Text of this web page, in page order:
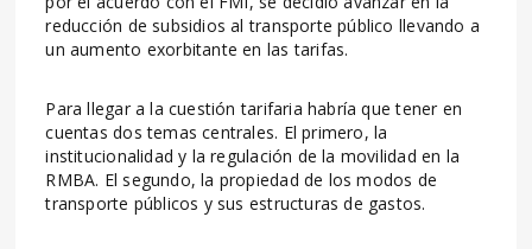
reducción de subsidios al transporte público llevando a
un aumento exorbitante en las tarifas.
Para llegar a la cuestión tarifaria habría que tener en
cuentas dos temas centrales. El primero, la
institucionalidad y la regulación de la movilidad en la
RMBA. El segundo, la propiedad de los modos de
transporte públicos y sus estructuras de gastos.